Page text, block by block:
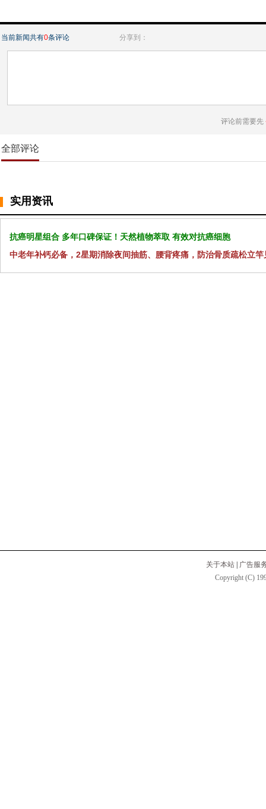
当前新闻共有0条评论 分享到：
评论前需要先
全部评论
实用资讯
抗癌明星组合 多年口碑保证！天然植物萃取 有效对抗癌细胞
中老年补钙必备，2星期消除夜间抽筋、腰背疼痛，防治骨质疏松立竿
关于本站
广告服
Copyright (C)